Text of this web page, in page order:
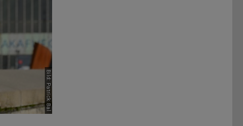
Bild: Patrick Bal